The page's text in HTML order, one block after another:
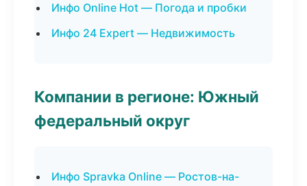
Инфо Online Hot — Погода и пробки
Инфо 24 Expert — Недвижимость
Компании в регионе: Южный
федеральный округ
Инфо Spravka Online — Ростов-на-